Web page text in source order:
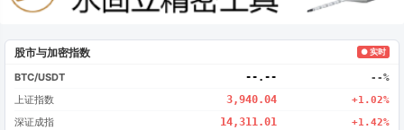
股市与加密指数 ● 实时
BTC/USDT --.-- --%
上证指数 3,940.04 +1.02%
深证成指 14,311.01 +1.42%